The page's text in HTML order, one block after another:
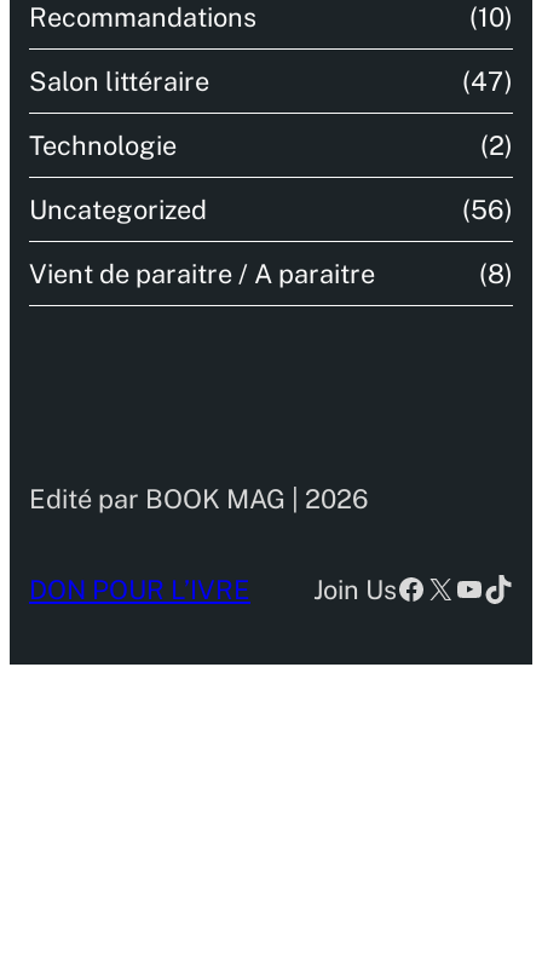
Recommandations (10)
Salon littéraire (47)
Technologie (2)
Uncategorized (56)
Vient de paraitre / A paraitre (8)
Edité par BOOK MAG | 2026
DON POUR L’IVRE Join UsFacebook
X